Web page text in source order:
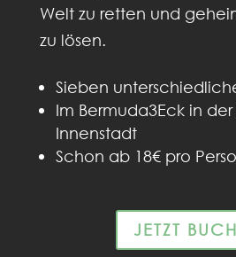
Welt zu retten und
zu lösen.
Sieben
Im Bermuda3Eck in
Innenstadt
Schon ab 18€ pro
JETZT